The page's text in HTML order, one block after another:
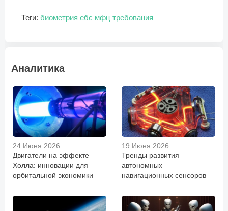
Теги: биометрия ебс мфц требования
Аналитика
24 Июня 2026
Двигатели на эффекте
Холла: инновации для
орбитальной экономики
19 Июня 2026
Тренды развития
автономных
навигационных сенсоров